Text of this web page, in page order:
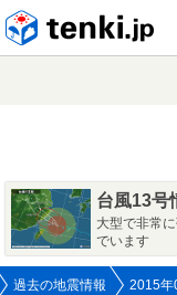
台風13号
大型で非常
でいます
過去の地震情報 2015年